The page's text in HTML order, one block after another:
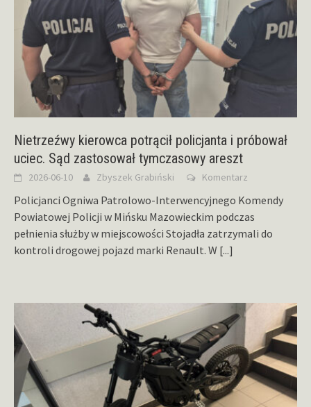
Nietrzeźwy kierowca potrącił policjanta i próbował
uciec. Sąd zastosował tymczasowy areszt
2026-06-10 Zbyszek Grabiński Komentarz
Policjanci Ogniwa Patrolowo-Interwencyjnego Komendy
Powiatowej Policji w Mińsku Mazowieckim podczas
pełnienia służby w miejscowości Stojadła zatrzymali do
kontroli drogowej pojazd marki Renault. W [...]